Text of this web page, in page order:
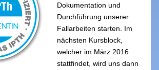
Dokumentation und
Durchführung unserer
Fallarbeiten starten. Im
nächsten Kursblock,
welcher im März 2016
stattfindet, wird uns dann